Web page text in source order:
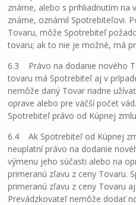
známe, alebo s prihliadnutím na
známe, oznámil Spotrebiteľovi.
Tovaru, môže Spotrebiteľ
tovaru; ak to nie je možné, má
6.3 Právo na dodanie nového
tovaru má Spotrebiteľ aj v
nemôže daný Tovar riadne
oprave alebo pre väčší počet
Spotrebiteľ právo od Kúpnej
6.4 Ak Spotrebiteľ od Kúpnej
neuplatní právo na dodanie
výmenu jeho súčasti alebo na
primeranú zľavu z ceny Tovaru.
primeranú zľavu z ceny Tovaru
Prevádzkovateľ nemôže dodať